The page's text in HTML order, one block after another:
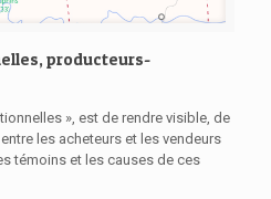
producteurs-
», est de rendre visible, de
les acheteurs et les vendeurs
témoins et les causes de ces